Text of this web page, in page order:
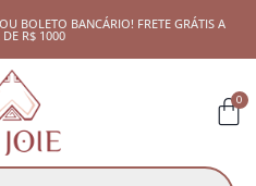
BOLETO BANCÁRIO! FRETE GRÁTIS A
DE R$ 1000
0